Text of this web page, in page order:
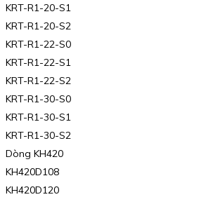
KRT-R1-20-S1
KRT-R1-20-S2
KRT-R1-22-S0
KRT-R1-22-S1
KRT-R1-22-S2
KRT-R1-30-S0
KRT-R1-30-S1
KRT-R1-30-S2
Dòng KH420
KH420D108
KH420D120